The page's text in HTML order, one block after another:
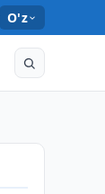
O'z